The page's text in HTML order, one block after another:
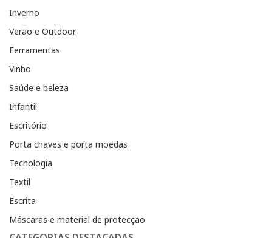
Inverno
Verão e Outdoor
Ferramentas
Vinho
Saúde e beleza
Infantil
Escritório
Porta chaves e porta moedas
Tecnologia
Textil
Escrita
Máscaras e material de protecção